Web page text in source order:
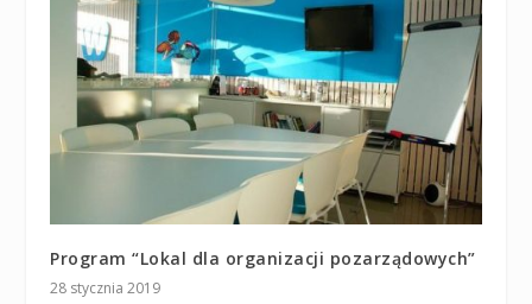
Program “Lokal dla organizacji pozarządowych”
28 stycznia 2019